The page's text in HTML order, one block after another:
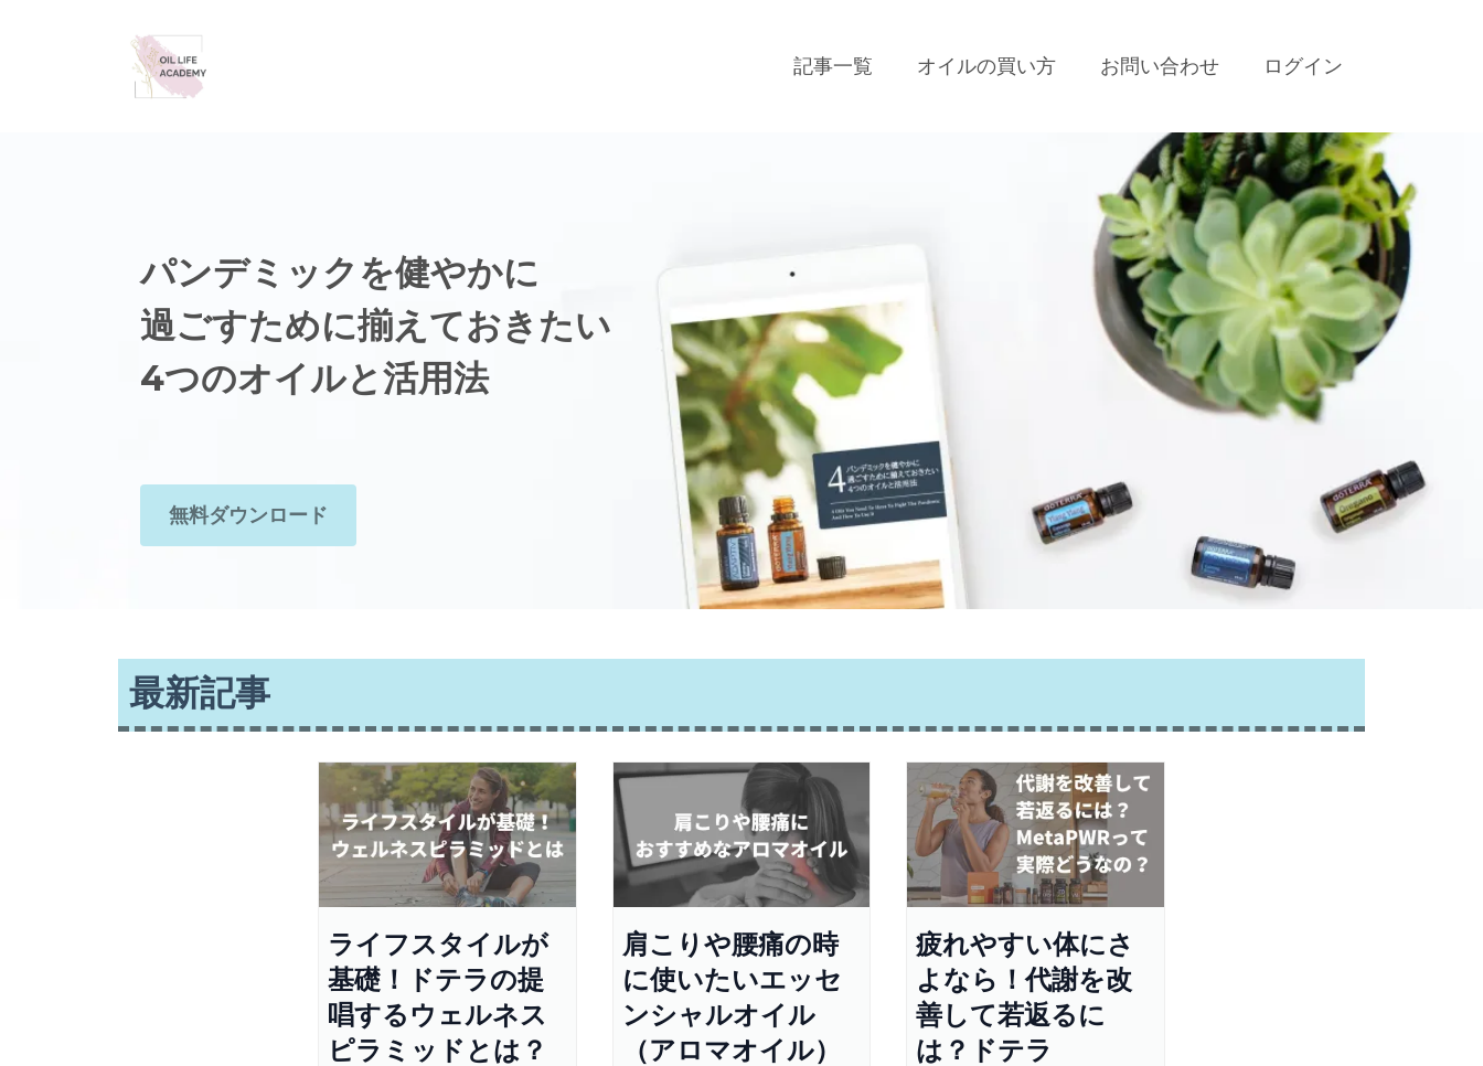
記事一覧 オイルの買い方 お問い合わせ ログイン
パンデミックを健やかに
過ごすために揃えておきたい
4つのオイルと活用法
無料ダウンロード
最新記事
ライフスタイルが
基礎！ドテラの提
唱するウェルネス
ピラミッドとは？
肩こりや腰痛の時
に使いたいエッセ
ンシャルオイル
（アロマオイル）
疲れやすい体にさ
よなら！代謝を改
善して若返るに
は？ドテラ